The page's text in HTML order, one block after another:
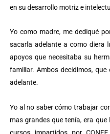
en su desarrollo motriz e
Yo como madre, me dediqué
sacarla adelante a como diera
apoyos que necesitaba su
familiar. Ambos decidimos,
adelante.
Yo al no saber cómo trabajar
mas grandes que tenía, era